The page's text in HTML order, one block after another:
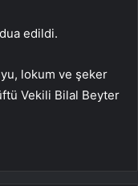
edildi.
lokum ve şeker
Vekili Bilal Beyter